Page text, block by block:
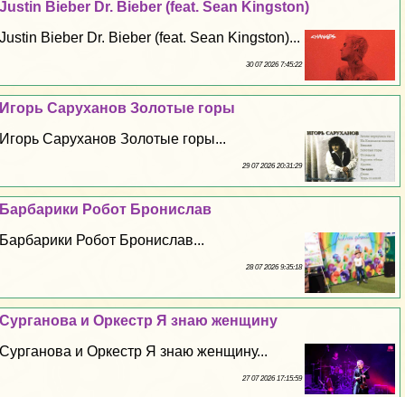
Justin Bieber Dr. Bieber (feat. Sean Kingston)
Justin Bieber Dr. Bieber (feat. Sean Kingston)...
30 07 2026 7:45:22
Игорь Саруханов Золотые горы
Игорь Саруханов Золотые горы...
29 07 2026 20:31:29
Барбарики Робот Бронислав
Барбарики Робот Бронислав...
28 07 2026 9:35:18
Сурганова и Оркестр Я знаю женщину
Сурганова и Оркестр Я знаю женщину...
27 07 2026 17:15:59